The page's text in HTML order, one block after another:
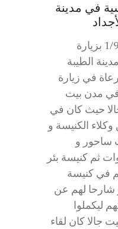
في مدينة
تشرفنا يوم الجمعة 1/9/2023 بزيارة
الطيبة
في زيارة
في مدن بيت
حيث كان في
الكنيسة و
ساحور و
ثم كنيسة بئر
في كنيسة
شارحا لهم عن
ليكملوا
جالا كان لقاء